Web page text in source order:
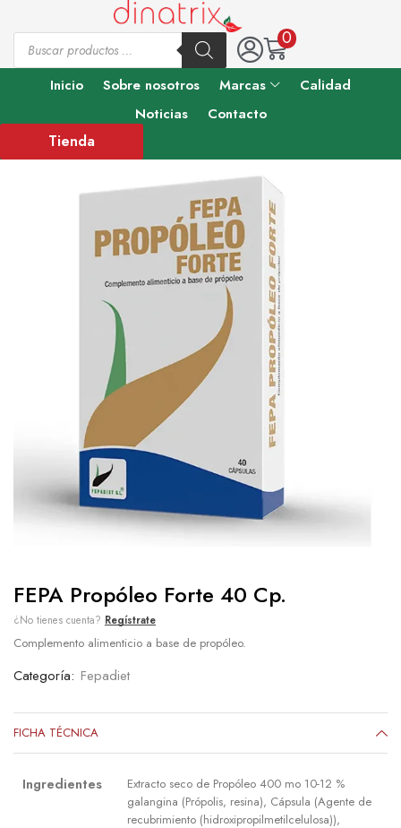
0
Inicio Sobre nosotros Marcas
Calidad
Noticias
Contacto
Tienda
FEPA Propóleo Forte 40 Cp.
¿No tienes cuenta? Regístrate
Complemento alimenticio a base de propóleo.
Categoría: Fepadiet
FICHA TÉCNICA
Ingredientes
Extracto seco de Propóleo 400 mo 10-12 %
galangina (Própolis, resina), Cápsula (Agente de
recubrimiento (hidroxipropilmetilcelulosa)),